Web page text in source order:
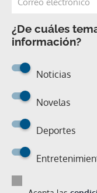
¿De cuáles
información?
Noticias
Novelas
Deportes